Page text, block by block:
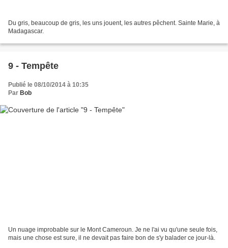
Du gris, beaucoup de gris, les uns jouent, les autres pêchent. Sainte Marie, à
Madagascar.
9 - Tempête
Publié le 08/10/2014 à 10:35
Par Bob
Un nuage improbable sur le Mont Cameroun. Je ne l'ai vu qu'une seule fois,
mais une chose est sure, il ne devait pas faire bon de s'y balader ce jour-là.